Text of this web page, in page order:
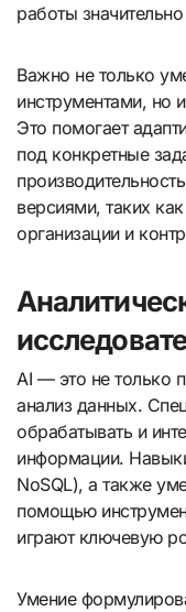
работы
Важно не только
инструментами, но
Это помогает
под конкретные
версиями, таких
организации и
AI — это не только
анализ данных.
обрабатывать и
информации.
NoSQL), а также
помощью
играют ключевую
Умение